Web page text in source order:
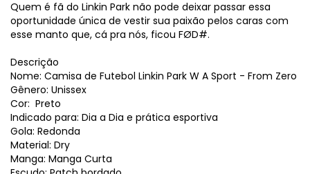
Quem é fã do Linkin Park não pode deixar passar essa
oportunidade única de vestir sua paixão pelos caras com
esse manto que, cá pra nós, ficou FØD#.
Descrição
Nome: Camisa de Futebol Linkin Park W A Sport - From Zero
Gênero: Unissex
Cor: Preto
Indicado para: Dia a Dia e prática esportiva
Gola: Redonda
Material: Dry
Manga: Manga Curta